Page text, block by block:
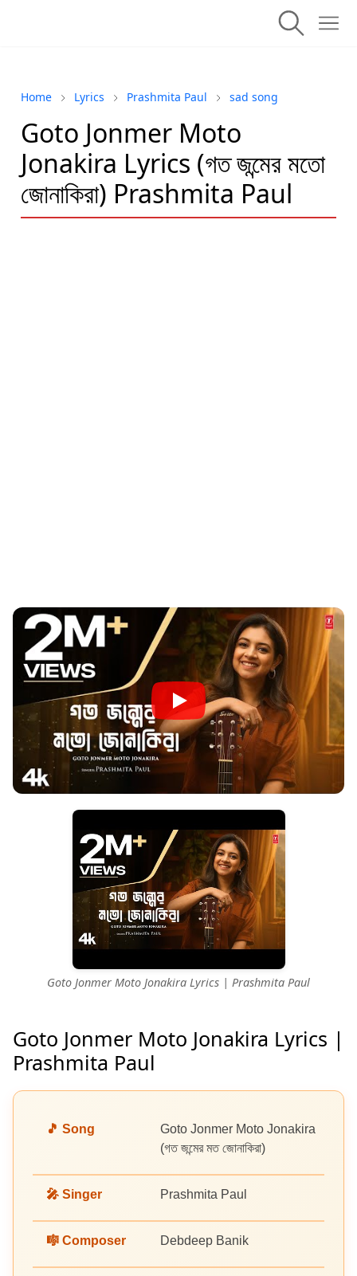
Home Lyrics Prashmita Paul sad song
Goto Jonmer Moto
Jonakira Lyrics (গত জন্মের মতো
জোনাকিরা) Prashmita Paul
Goto Jonmer Moto Jonakira Lyrics | Prashmita Paul
Goto Jonmer Moto Jonakira Lyrics |
Prashmita Paul
🎵 Song
Goto Jonmer Moto Jonakira
(গত জন্মের মত জোনাকিরা)
🎤 Singer Prashmita Paul
🎼 Composer Debdeep Banik